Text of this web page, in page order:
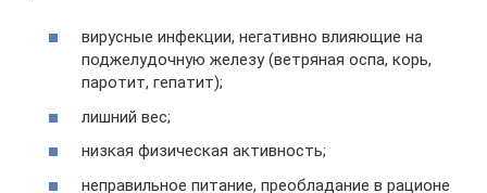
вирусные инфекции, негативно влияющие на
поджелудочную железу (ветряная оспа, корь,
паротит, гепатит);
лишний вес;
низкая физическая активность;
неправильное питание, преобладание в рационе